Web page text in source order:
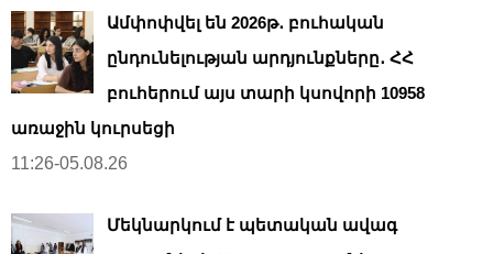
Ամփոփվել են 2026թ․ բուհական
ընդունելության արդյունքները․ ՀՀ
բուհերում այս տարի կսովորի 10958
առաջին կուրսեցի
11:26-05.08.26
Մեկնարկում է պետական ավագ